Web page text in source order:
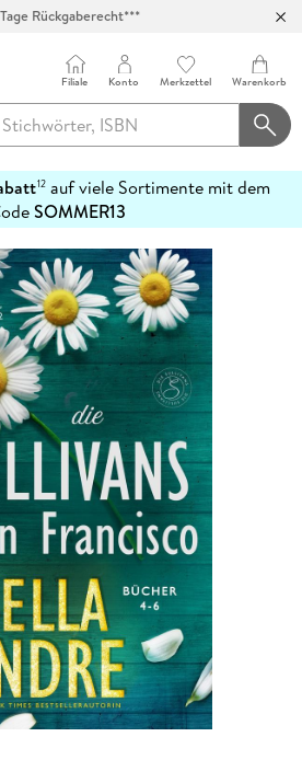
Rückgaberecht***
Filiale Konto Merkzettel Warenkorb
12auf viele Sortimente mit dem
SOMMER13